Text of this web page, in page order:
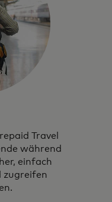
Travel
während
einfach
zugreifen